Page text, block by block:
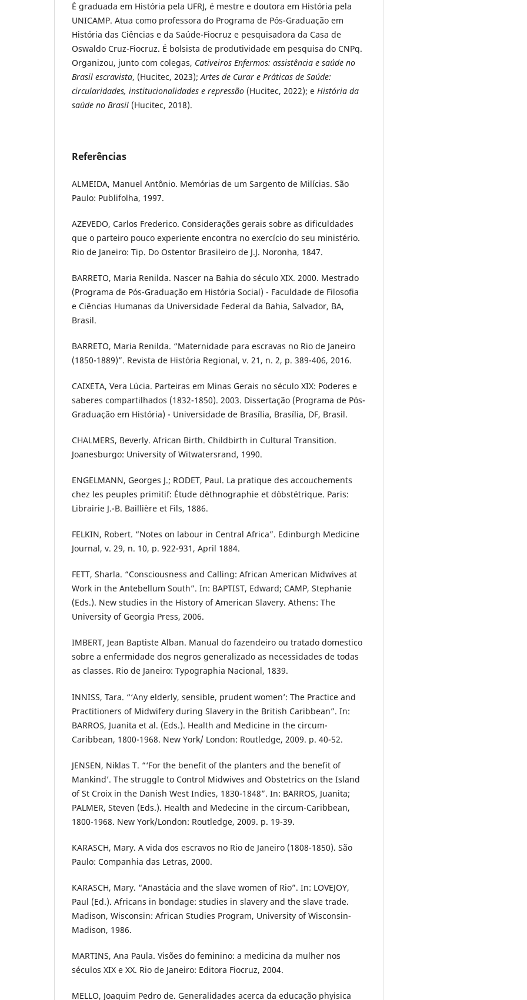
É graduada em História pela UFRJ, é mestre e doutora em História pela
UNICAMP. Atua como professora do Programa de Pós-Graduação em
História das Ciências e da Saúde-Fiocruz e pesquisadora da Casa de
Oswaldo Cruz-Fiocruz. É bolsista de produtividade em pesquisa do CNPq.
Organizou, junto com colegas, Cativeiros Enfermos: assistência e saúde no
Brasil escravista, (Hucitec, 2023);Artes de Curar e Práticas de Saúde:
circularidades, institucionalidades e repressão (Hucitec, 2022); e História da
saúde no Brasil (Hucitec, 2018).
Referências
ALMEIDA, Manuel Antônio. Memórias de um Sargento de Milícias. São
Paulo: Publifolha, 1997.
AZEVEDO, Carlos Frederico. Considerações gerais sobre as dificuldades
que o parteiro pouco experiente encontra no exercício do seu ministério.
Rio de Janeiro: Tip. Do Ostentor Brasileiro de J.J. Noronha, 1847.
BARRETO, Maria Renilda. Nascer na Bahia do século XIX. 2000. Mestrado
(Programa de Pós-Graduação em História Social) - Faculdade de Filosofia
e Ciências Humanas da Universidade Federal da Bahia, Salvador, BA,
Brasil.
BARRETO, Maria Renilda. “Maternidade para escravas no Rio de Janeiro
(1850-1889)”. Revista de História Regional, v. 21, n. 2, p. 389-406, 2016.
CAIXETA, Vera Lúcia. Parteiras em Minas Gerais no século XIX: Poderes e
saberes compartilhados (1832-1850). 2003. Dissertação (Programa de Pós-
Graduação em História) - Universidade de Brasília, Brasília, DF, Brasil.
CHALMERS, Beverly. African Birth. Childbirth in Cultural Transition.
Joanesburgo: University of Witwatersrand, 1990.
ENGELMANN, Georges J.; RODET, Paul. La pratique des accouchements
chez les peuples primitif: Étude d´ethnographie et d´obstétrique. Paris:
Librairie J.-B. Baillière et Fils, 1886.
FELKIN, Robert. “Notes on labour in Central Africa”. Edinburgh Medicine
Journal, v. 29, n. 10, p. 922-931, April 1884.
FETT, Sharla. “Consciousness and Calling: African American Midwives at
Work in the Antebellum South”. In: BAPTIST, Edward; CAMP, Stephanie
(Eds.). New studies in the History of American Slavery. Athens: The
University of Georgia Press, 2006.
IMBERT, Jean Baptiste Alban. Manual do fazendeiro ou tratado domestico
sobre a enfermidade dos negros generalizado as necessidades de todas
as classes. Rio de Janeiro: Typographia Nacional, 1839.
INNISS, Tara. “‘Any elderly, sensible, prudent women’: The Practice and
Practitioners of Midwifery during Slavery in the British Caribbean”. In:
BARROS, Juanita et al. (Eds.). Health and Medicine in the circum-
Caribbean, 1800-1968. New York/ London: Routledge, 2009. p. 40-52.
JENSEN, Niklas T. “‘For the benefit of the planters and the benefit of
Mankind’. The struggle to Control Midwives and Obstetrics on the Island
of St Croix in the Danish West Indies, 1830-1848”. In: BARROS, Juanita;
PALMER, Steven (Eds.). Health and Medecine in the circum-Caribbean,
1800-1968. New York/London: Routledge, 2009. p. 19-39.
KARASCH, Mary. A vida dos escravos no Rio de Janeiro (1808-1850). São
Paulo: Companhia das Letras, 2000.
KARASCH, Mary. “Anastácia and the slave women of Rio”. In: LOVEJOY,
Paul (Ed.). Africans in bondage: studies in slavery and the slave trade.
Madison, Wisconsin: African Studies Program, University of Wisconsin-
Madison, 1986.
MARTINS, Ana Paula. Visões do feminino: a medicina da mulher nos
séculos XIX e XX. Rio de Janeiro: Editora Fiocruz, 2004.
MELLO, Joaquim Pedro de. Generalidades acerca da educação phyisica